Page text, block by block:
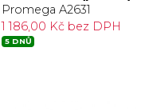
Promega A2631
1 186,00 Kč bez DPH
5 DNŮ